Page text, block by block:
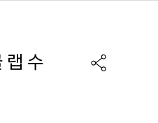
랩 수